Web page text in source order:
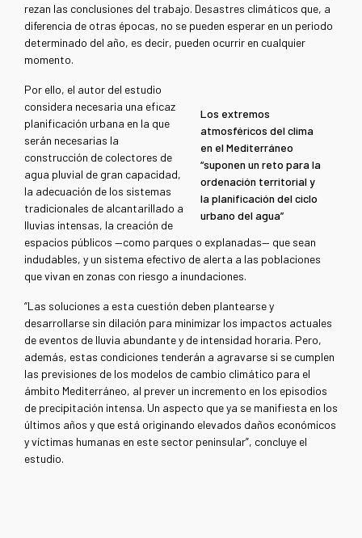
rezan las conclusiones del trabajo. Desastres climáticos que, a
diferencia de otras épocas, no se pueden esperar en un periodo
determinado del año, es decir, pueden ocurrir en cualquier
momento.
Los extremos
atmosféricos del clima
en el Mediterráneo
“suponen un reto para la
ordenación territorial y
la planificación del ciclo
urbano del agua”
Por ello, el autor del estudio
considera necesaria una eficaz
planificación urbana en la que
serán necesarias la
construcción de colectores de
agua pluvial de gran capacidad,
la adecuación de los sistemas
tradicionales de alcantarillado a
lluvias intensas, la creación de
espacios públicos —como parques o explanadas— que sean
indudables, y un sistema efectivo de alerta a las poblaciones
que vivan en zonas con riesgo a inundaciones.
“Las soluciones a esta cuestión deben plantearse y
desarrollarse sin dilación para minimizar los impactos actuales
de eventos de lluvia abundante y de intensidad horaria. Pero,
además, estas condiciones tenderán a agravarse si se cumplen
las previsiones de los modelos de cambio climático para el
ámbito Mediterráneo, al prever un incremento en los episodios
de precipitación intensa. Un aspecto que ya se manifiesta en los
últimos años y que está originando elevados daños económicos
y víctimas humanas en este sector peninsular”, concluye el
estudio.